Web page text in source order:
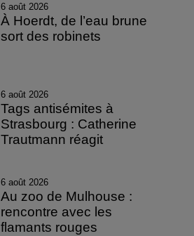
6 août 2026
À Hoerdt, de l’eau brune
sort des robinets
6 août 2026
Tags antisémites à
Strasbourg : Catherine
Trautmann réagit
6 août 2026
Au zoo de Mulhouse :
rencontre avec les
flamants rouges